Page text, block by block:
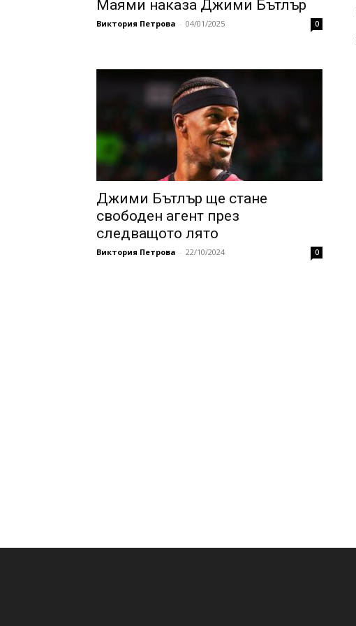
Маями наказа Джими Бътлър
Виктория Петрова - 04/01/2025 0
Джими Бътлър ще стане
свободен агент през
следващото лято
Виктория Петрова - 22/10/2024 0